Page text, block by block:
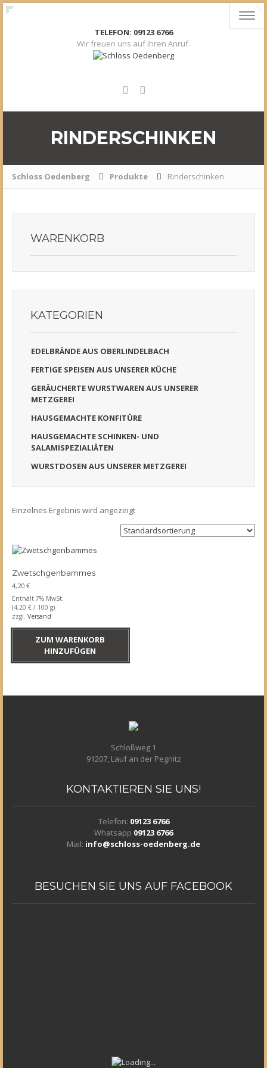
TELEFON: 09123 6766
Wir freuen uns auf Ihren Anruf.
RINDERSCHINKEN
Schloss Oedenberg Produkte Rinderschinken
WARENKORB
KATEGORIEN
EDELBRÄNDE AUS OBERLINDELBACH
FERTIGE SPEISEN AUS UNSERER KÜCHE
GERÄUCHERTE WURSTWAREN AUS UNSERER
METZGEREI
HAUSGEMACHTE KONFITÜRE
HAUSGEMACHTE SCHINKEN- UND
SALAMISPEZIALIÄTEN
WURSTDOSEN AUS UNSERER METZGEREI
Einzelnes Ergebnis wird angezeigt
Zwetschgenbammes
4,20 €
Enthält 7% MwSt.
(4,20 € / 100 g)
zzgl. Versand
ZUM WARENKORB
HINZUFÜGEN
Schloßweg 1
91207, Lauf an der Pegnitz
KONTAKTIEREN SIE UNS!
Telefon: 09123 6766
Whatsapp 09123 6766
Mail: info@schloss-oedenberg.de
BESUCHEN SIE UNS AUF FACEBOOK